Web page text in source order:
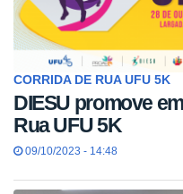
CORRIDA DE RUA UFU 5K
DIESU promove
Rua UFU 5K
09/10/2023 - 14:48